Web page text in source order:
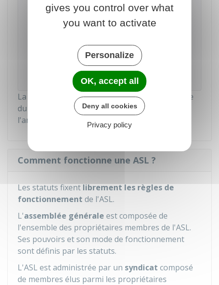
Modification d'une association
syndicale de propriétaires
Direction de l'information légale et administrative
(Dila) - Premier ministre
La déclaration doit être adressée à la préfecture
du département ou à la sous-préfecture de
l'arrondissement où l'association à son siège.
Comment fonctionne une ASL ?
Les statuts fixentlibrement les règles de
fonctionnement de l'ASL.
L'assemblée générale est composée de
l'ensemble des propriétaires membres de l'ASL.
Ses pouvoirs et son mode de fonctionnement
sont définis par les statuts.
L'ASL est administrée par un syndicat composé
de membres élus parmi les propriétaires
gives you control over what
you want to activate
Personalize
OK, accept all
Deny all cookies
Privacy policy